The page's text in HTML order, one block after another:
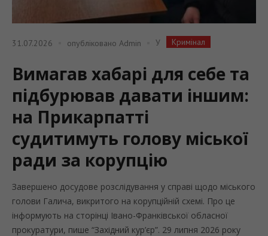
31.07.2026 опубліковано Admin У Кримінал
Вимагав хабарі для себе та
підбурював давати іншим:
на Прикарпатті
судитимуть голову міської
ради за корупцію
Завершено досудове розслідування у справі щодо міського
голови Галича, викритого на корупційній схемі. Про це
інформують на сторінці Івано-Франківської обласної
прокуратури, пише “Західний кур’єр”. 29 липня 2026 року